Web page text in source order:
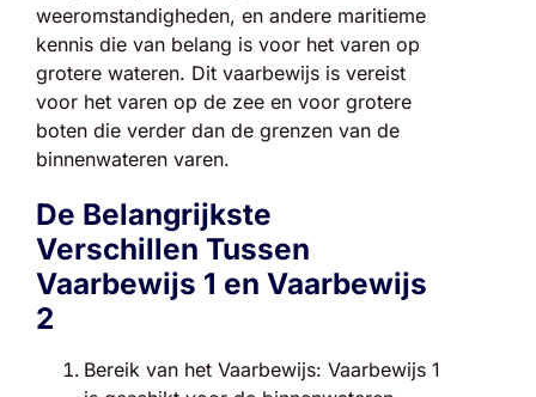
weeromstandigheden, en andere maritieme
kennis die van belang is voor het varen op
grotere wateren. Dit vaarbewijs is vereist
voor het varen op de zee en voor grotere
boten die verder dan de grenzen van de
binnenwateren varen.
De Belangrijkste
Verschillen Tussen
Vaarbewijs 1 en Vaarbewijs
2
Bereik van het Vaarbewijs: Vaarbewijs 1